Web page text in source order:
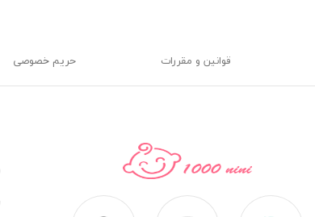
قوانین و مقررات حریم خصوصی